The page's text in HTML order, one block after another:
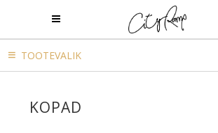
TOOTEVALIK
KOPAD